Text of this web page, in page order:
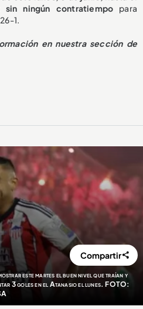
sin ningún contratiempo para
1.
en nuestra sección de
este martes el buen nivel que traían y
3 goles en el Atanasio el lunes. FOTO:
Compartir